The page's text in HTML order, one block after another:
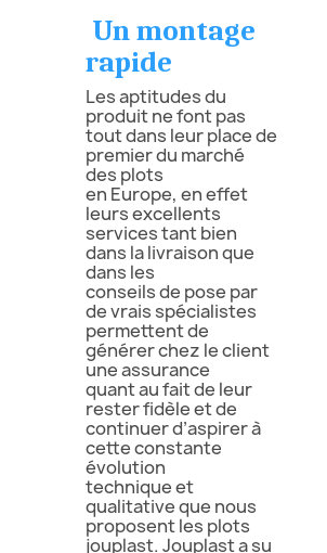
Un montage
rapide
Les aptitudes du
produit ne font pas
tout dans leur place de
premier du marché
des plots
en Europe, en effet
leurs excellents
services tant bien
dans la livraison que
dans les
conseils de pose par
de vrais spécialistes
permettent de
générer chez le client
une assurance
quant au fait de leur
rester fidèle et de
continuer d’aspirer à
cette constante
évolution
technique et
qualitative que nous
proposent les plots
jouplast. Jouplast a su